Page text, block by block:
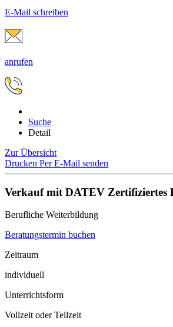
E-Mail schreiben
anrufen
Suche
Detail
Zur Übersicht
Drucken Per E-Mail senden
Verkauf mit DATEV Zertifiziertes
Berufliche Weiterbildung
Beratungstermin buchen
Zeitraum
individuell
Unterrichtsform
Vollzeit oder Teilzeit